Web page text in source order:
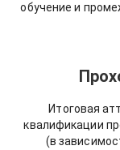
обучение и
Итоговая
квалификации
(в